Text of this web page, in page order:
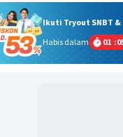
Ikuti Tryout SNBT &
Habis dalam
01 :